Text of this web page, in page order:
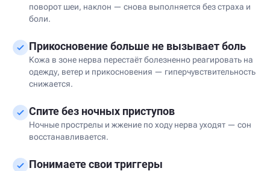
поворот шеи, наклон — снова выполняется без страха и
боли.
Прикосновение больше не вызывает боль
Кожа в зоне нерва перестаёт болезненно реагировать на
одежду, ветер и прикосновения — гиперчувствительность
снижается.
Спите без ночных приступов
Ночные прострелы и жжение по ходу нерва уходят — сон
восстанавливается.
Понимаете свои триггеры